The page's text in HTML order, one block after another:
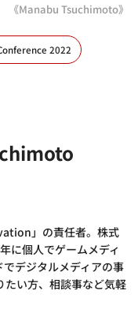
《Manabu Tsuchimoto》
2022
」の責任者。株式
に個人でゲームメディ
デジタルメディアの事
たい方、相談事など気軽